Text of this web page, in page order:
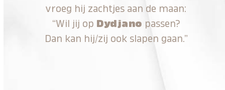
vroeg hij zachtjes aan de maan:
“Wil jij op Dydjano passen?
Dan kan hij/zij ook slapen gaan.”